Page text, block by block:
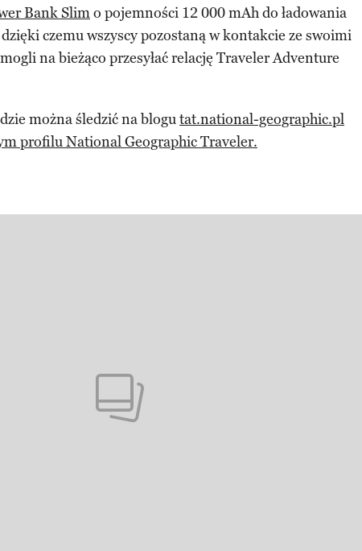
Bank Slimo pojemności 12 000 mAh do ładowania
czemu wszyscy pozostaną w kontakcie ze swoimi
na bieżąco przesyłać relację Traveler Adventure
można śledzić na blogutat.national-geographic.pl
profilu National Geographic Traveler.